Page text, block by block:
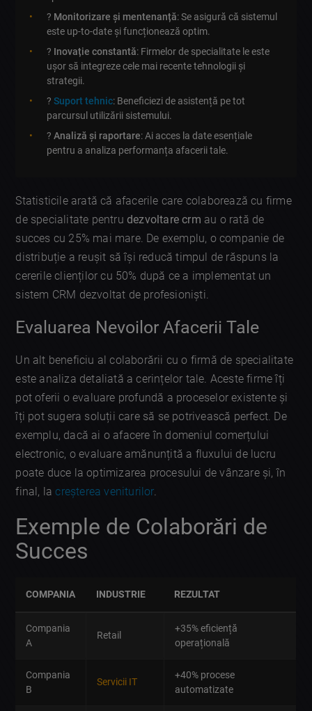
? Monitorizare și mentenanță: Se asigură că sistemul
este up-to-date și funcționează optim.
? Inovație constantă: Firmelor de specialitate le este
ușor să integreze cele mai recente tehnologii și
strategii.
?Suport tehnic: Beneficiezi de asistență pe tot
parcursul utilizării sistemului.
?Analiză și raportare: Ai acces la date esențiale
pentru a analiza performanța afacerii tale.
Statisticile arată că afacerile care colaborează cu firme
de specialitate pentrudezvoltare crm au o rată de
succes cu 25% mai mare. De exemplu, o companie de
distribuție a reușit să își reducă timpul de răspuns la
cererile clienților cu 50% după ce a implementat un
sistem CRM dezvoltat de profesioniști.
Evaluarea Nevoilor Afacerii Tale
Un alt beneficiu al colaborării cu o firmă de specialitate
este analiza detaliată a cerințelor tale. Aceste firme îți
pot oferii o evaluare profundă a proceselor existente și
îți pot sugera soluții care să se potrivească perfect. De
exemplu, dacă ai o afacere în domeniul comerțului
electronic, o evaluare amănunțită a fluxului de lucru
poate duce la optimizarea procesului de vânzare și, în
final, lacreșterea veniturilor.
Exemple de Colaborări de
Succes
COMPANIA INDUSTRIE REZULTAT
Compania
A
Retail
+35% eficiență
operațională
Compania
B
Servicii IT
+40% procese
automatizate